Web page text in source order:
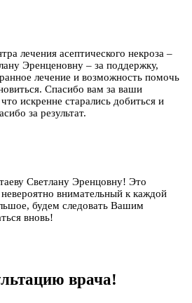
лечения асептического некроза –
Эренценовну – за поддержку,
лечение и возможность помочь
Спасибо вам за ваши
искренне старались добиться и
за результат.
Светлану Эренцовну! Это
внимательный к каждой
будем следовать Вашим
вновь!
врача!